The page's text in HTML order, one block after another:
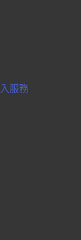
服務